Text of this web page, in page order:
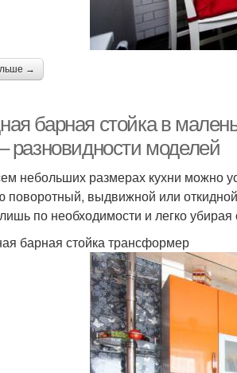
→
барная стойка в
разновидности моделей
небольших размерах кухни можно
выдвижной или откидной
по необходимости и легко убирая
барная стойка трансформер